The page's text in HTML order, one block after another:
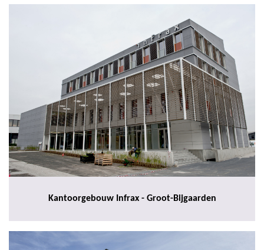
Kantoorgebouw Infrax - Groot-Bijgaarden